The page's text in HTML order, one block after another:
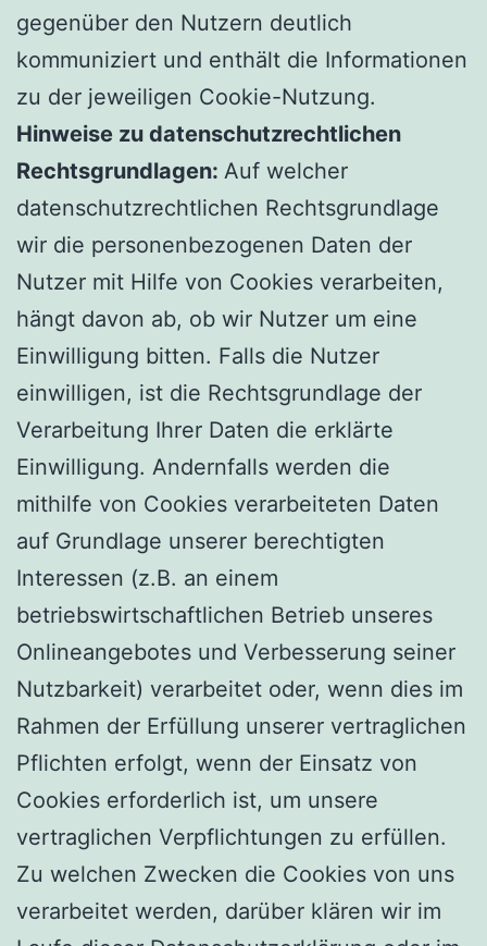
gegenüber den Nutzern deutlich
kommuniziert und enthält die Informationen
zu der jeweiligen Cookie-Nutzung.
Hinweise zu datenschutzrechtlichen
Rechtsgrundlagen: Auf welcher
datenschutzrechtlichen Rechtsgrundlage
wir die personenbezogenen Daten der
Nutzer mit Hilfe von Cookies verarbeiten,
hängt davon ab, ob wir Nutzer um eine
Einwilligung bitten. Falls die Nutzer
einwilligen, ist die Rechtsgrundlage der
Verarbeitung Ihrer Daten die erklärte
Einwilligung. Andernfalls werden die
mithilfe von Cookies verarbeiteten Daten
auf Grundlage unserer berechtigten
Interessen (z.B. an einem
betriebswirtschaftlichen Betrieb unseres
Onlineangebotes und Verbesserung seiner
Nutzbarkeit) verarbeitet oder, wenn dies im
Rahmen der Erfüllung unserer vertraglichen
Pflichten erfolgt, wenn der Einsatz von
Cookies erforderlich ist, um unsere
vertraglichen Verpflichtungen zu erfüllen.
Zu welchen Zwecken die Cookies von uns
verarbeitet werden, darüber klären wir im